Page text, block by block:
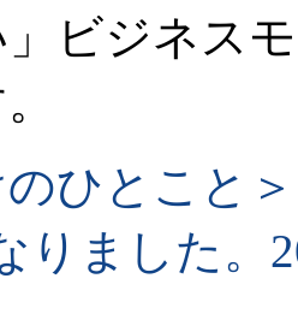
ビジネス
ひとこと＞
りました。